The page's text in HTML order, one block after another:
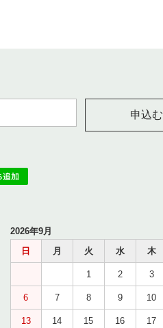
申込む
2026年9月
日
月 火 水 木
1 2 3
6 7 8 9 10
13 14 15 16 17